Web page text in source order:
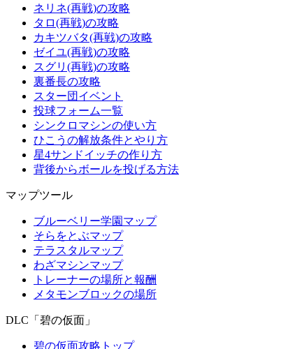
ネリネ(再戦)の攻略
タロ(再戦)の攻略
カキツバタ(再戦)の攻略
ゼイユ(再戦)の攻略
スグリ(再戦)の攻略
裏番長の攻略
スター団イベント
投球フォーム一覧
シンクロマシンの使い方
ひこうの解放条件とやり方
星4サンドイッチの作り方
背後からボールを投げる方法
マップツール
ブルーベリー学園マップ
そらをとぶマップ
テラスタルマップ
わざマシンマップ
トレーナーの場所と報酬
メタモンブロックの場所
DLC「碧の仮面」
碧の仮面攻略トップ